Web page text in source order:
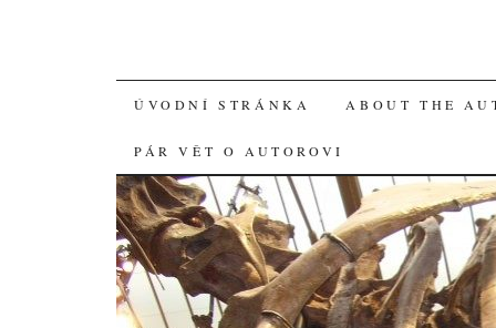
SKIP
TO
CONTENT
ÚVODNÍ STRÁNKA ABOUT THE
PÁR VĚT O AUTOROVI